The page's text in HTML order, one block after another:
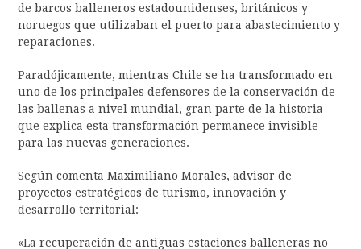
de barcos balleneros estadounidenses, británicos y
noruegos que utilizaban el puerto para abastecimiento y
reparaciones.
Paradójicamente, mientras Chile se ha transformado en
uno de los principales defensores de la conservación de
las ballenas a nivel mundial, gran parte de la historia
que explica esta transformación permanece invisible
para las nuevas generaciones.
Según comenta Maximiliano Morales, advisor de
proyectos estratégicos de turismo, innovación y
desarrollo territorial:
«La recuperación de antiguas estaciones balleneras no